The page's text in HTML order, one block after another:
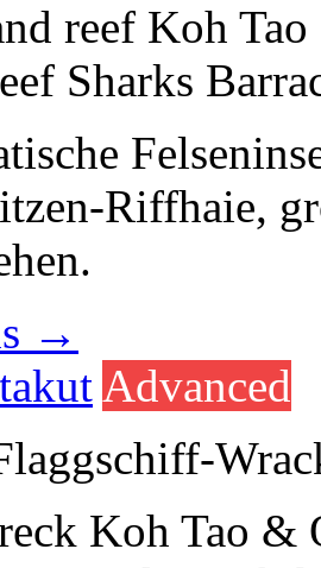
reef Koh
Sharks
Riffhaie,
→
Advanced
Koh Tao &